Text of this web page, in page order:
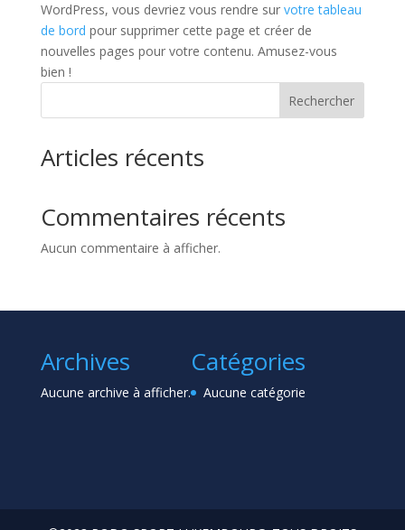
WordPress, vous devriez vous rendre sur votre tableau
de bord pour supprimer cette page et créer de
nouvelles pages pour votre contenu. Amusez-vous
bien !
Rechercher
Articles récents
Commentaires récents
Aucun commentaire à afficher.
Archives
Aucune archive à afficher.
Catégories
Aucune catégorie